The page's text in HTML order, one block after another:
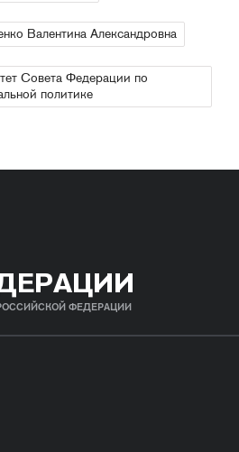
Валентина Александровна
Совета Федерации по
политике
ФЕДЕРАЦИИ